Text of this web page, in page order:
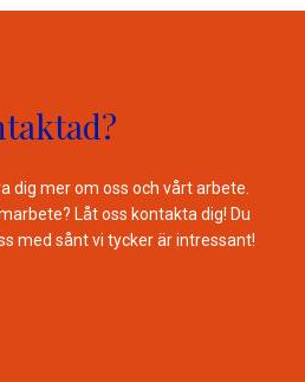
dig mer om oss och vårt arbete.
Låt oss kontakta dig! Du
med sånt vi tycker är intressant!